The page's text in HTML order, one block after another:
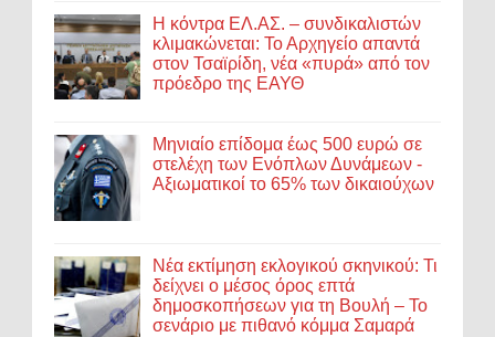
Η κόντρα ΕΛ.ΑΣ. – συνδικαλιστών
κλιμακώνεται: Το Αρχηγείο απαντά
στον Τσαϊρίδη, νέα «πυρά» από τον
πρόεδρο της ΕΑΥΘ
Μηνιαίο επίδομα έως 500 ευρώ σε
στελέχη των Ενόπλων Δυνάμεων -
Αξιωματικοί το 65% των δικαιούχων
Νέα εκτίμηση εκλογικού σκηνικού: Τι
δείχνει ο μέσος όρος επτά
δημοσκοπήσεων για τη Βουλή – Το
σενάριο με πιθανό κόμμα Σαμαρά